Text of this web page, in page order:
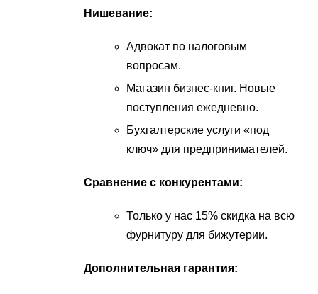
Нишевание:
Адвокат по налоговым
вопросам.
Магазин бизнес-книг. Новые
поступления ежедневно.
Бухгалтерские услуги «под
ключ» для предпринимателей.
Сравнение с конкурентами:
Только у нас 15% скидка на всю
фурнитуру для бижутерии.
Дополнительная гарантия: